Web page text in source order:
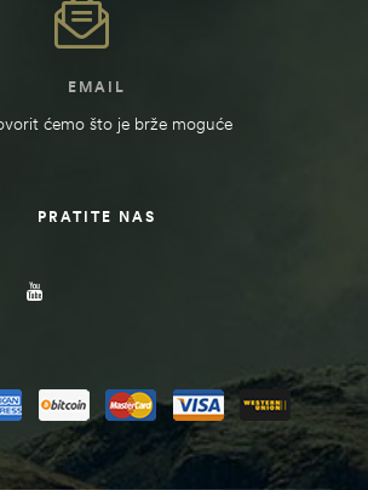
EMAIL
ćemo što je brže moguće
PRATITE NAS